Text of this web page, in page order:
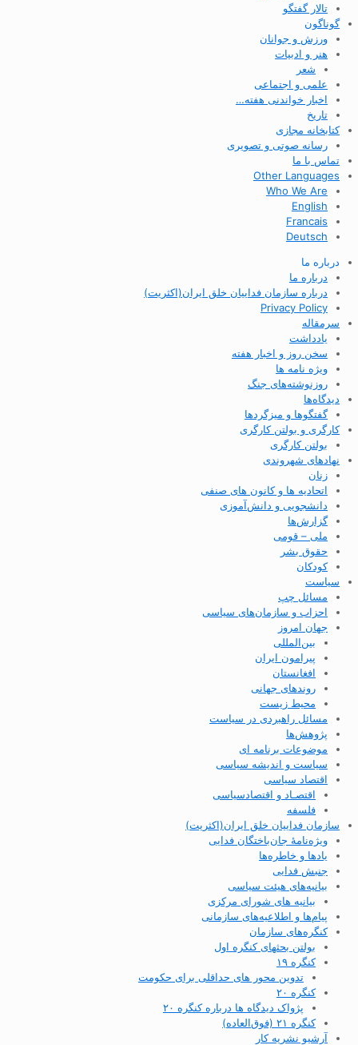
تالار گفتگو
گوناگون
ورزش و جوانان
هنر و ادبیات
شعر
علمی و اجتماعی
اخبار خواندنی هفته…
تاریخ
کتابخانه مجازی
رسانه صوتی و تصویری
تماس با ما
Other Languages
Who We Are
English
Francais
Deutsch
درباره ما
درباره ما
درباره سازمان فداییان خلق ایران(اکثریت)
Privacy Policy
سرمقاله
یادداشت
سخن روز و اخبار هفته
ویژه نامه ها
روزنوشته‌های جنگ
دیدگاه‌ها
گفتگوها و میزگردها
کارگری و بولتن کارگری
بولتن کارگری
نهادهای شهروندی
زنان
اتحادیه ها و کانون های صنفی
دانشجویی و دانش‌آموزی
گزارش‌ها
ملی – قومی
حقوق بشر
کودکان
سیاست
مسائل چپ
احزاب و سازمان‌های سیاسی
جهان امروز
بین‌المللی
پیرامون ایران
افغانستان
روندهای جهانی
محیط زیست
مسائل راهبردی در سیاست
پژوهش‌ها
موضوعات برنامه ای
سیاست و اندیشه سیاسی
اقتصاد سیاسی
اقتصـاد و اقتصاد‌سیاسی
فلسفه
سازمان فداییان خلق ایران(اکثریت)
ویژه‌نامهٔ جان‌باختگان فدایی
یادها و خاطره‌ها
جنبش فدایی
بیانیه‌های هیئت سیاسی
بیانیه های شورای مرکزی
پیام‌ها و اطلاعیه‌های سازمانی
کنگره‌های سازمان
بولتن بحثهای کنگره اول
کنگره ۱۹
تدوین محور های حداقلی برای حکومت
کنگره ۲۰
پژواک دیدگاه ها درباره کنگره ۲۰
کنگره ۲۱ (فوق‌العاده)
آرشیو نشریه کار